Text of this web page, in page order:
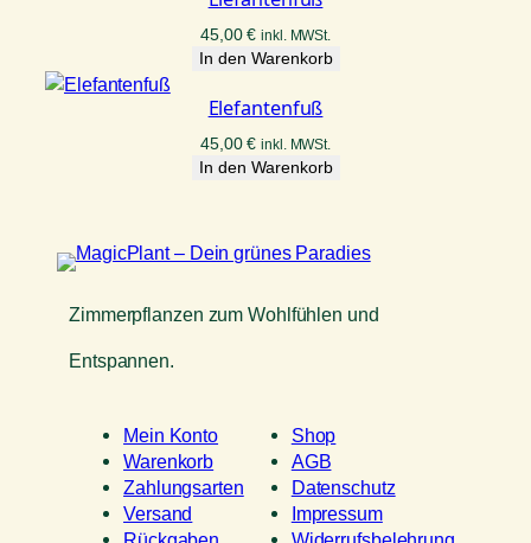
45,00€ inkl. MWSt.
In den Warenkorb
Elefantenfuß
45,00€ inkl. MWSt.
In den Warenkorb
Zimmerpflanzen zum Wohlfühlen und
Entspannen.
Mein Konto
Warenkorb
Zahlungsarten
Versand
Shop
AGB
Datenschutz
Impressum